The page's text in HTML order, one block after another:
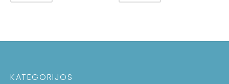
KATEGORIJOS